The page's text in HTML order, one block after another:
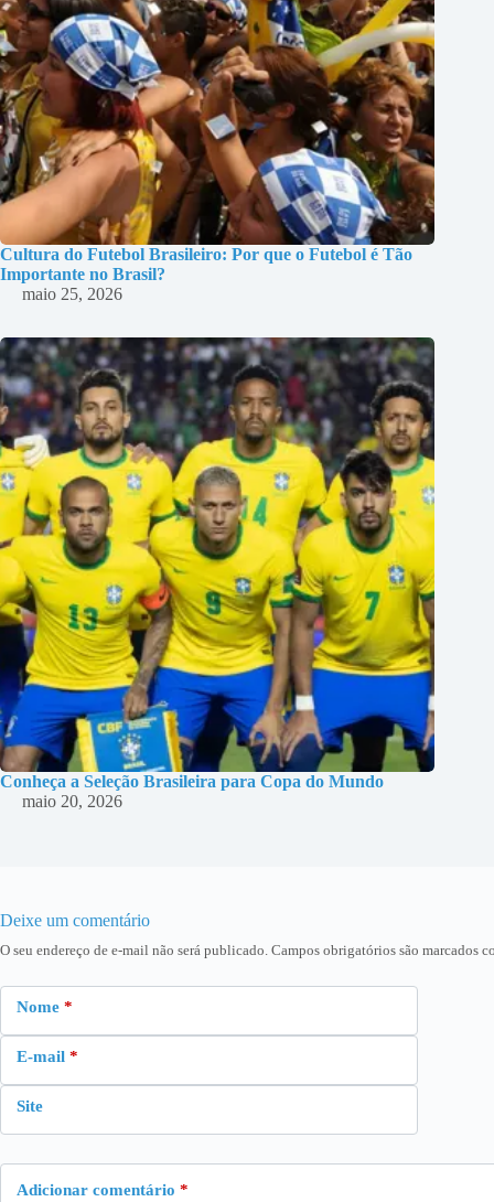
Cultura do Futebol Brasileiro: Por que o Futebol é Tão
Importante no Brasil?
maio 25, 2026
Conheça a Seleção Brasileira para Copa do Mundo
maio 20, 2026
Deixe um comentário
O seu endereço de e-mail não será publicado. Campos obrigatórios são marcados
Nome *
E-mail *
Site
Adicionar comentário *